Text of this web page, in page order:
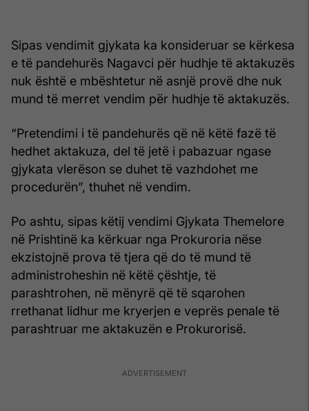
Sipas vendimit gjykata ka konsideruar se kërkesa
e të pandehurës Nagavci për hudhje të aktakuzës
nuk është e mbështetur në asnjë provë dhe nuk
mund të merret vendim për hudhje të aktakuzës.
“Pretendimi i të pandehurës që në këtë fazë të
hedhet aktakuza, del të jetë i pabazuar ngase
gjykata vlerëson se duhet të vazhdohet me
procedurën”, thuhet në vendim.
Po ashtu, sipas këtij vendimi Gjykata Themelore
në Prishtinë ka kërkuar nga Prokuroria nëse
ekzistojnë prova të tjera që do të mund të
administroheshin në këtë çështje, të
parashtrohen, në mënyrë që të sqarohen
rrethanat lidhur me kryerjen e veprës penale të
parashtruar me aktakuzën e Prokurorisë.